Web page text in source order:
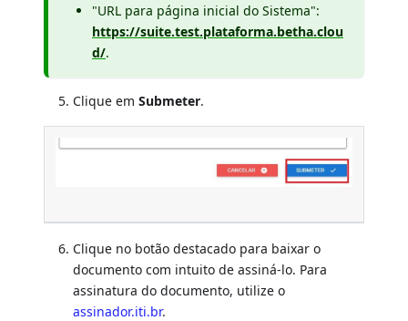
"URL para página inicial do Sistema":
https://suite.test.plataforma.betha.clou
d/.
Clique em Submeter.
Clique no botão destacado para baixar o
documento com intuito de assiná-lo. Para
assinatura do documento, utilize o
assinador.iti.br.